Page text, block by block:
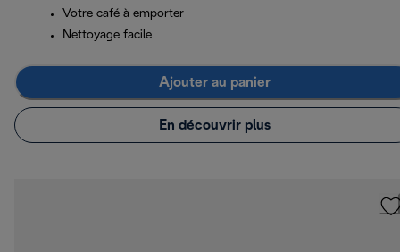
Votre café à emporter
Nettoyage facile
Ajouter au panier
En découvrir plus